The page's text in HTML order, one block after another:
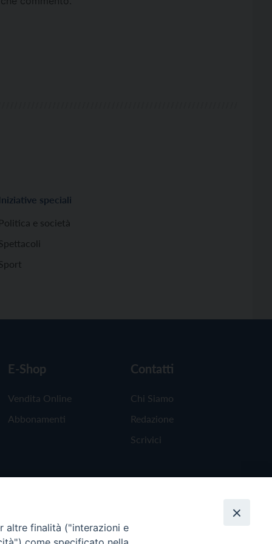
Iniziative speciali
Politica e società
E-Shop
Vendita Online
Abbonamenti
Contatti
Chi Siamo
Redazione
Scrivici
altre finalità ("interazioni e